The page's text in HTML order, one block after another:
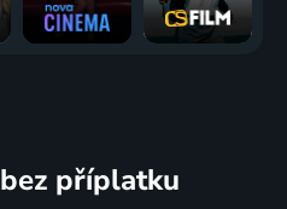
bez příplatku